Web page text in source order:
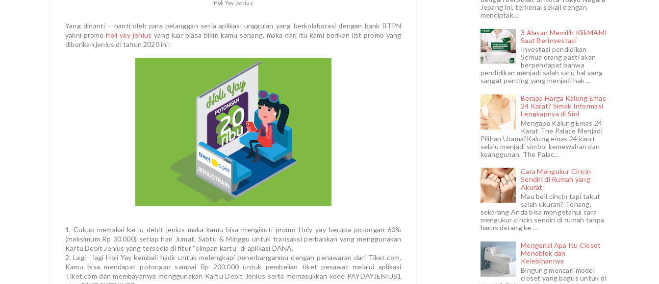
Holi Yay Jenius
Yang dinanti – nanti oleh para pelanggan setia aplikasi unggulan yang berkolaborasi dengan bank BTPN
yakni promoholi yay jenius yang luar biasa bikin kamu senang, maka dari itu kami berikan list promo yang
diberikan jenius di tahun 2020 ini:
1. Cukup memakai kartu debit jenius maka kamu bisa mengikuti promo Holy yay berupa potongan 60%
(maksimum Rp 30.000) setiap hari Jumat, Sabtu & Minggu untuk transaksi perbankan yang menggunakan
Kartu Debit Jenius yang tersedia di fitur “simpan kartu” di aplikasi DANA.
2. Lagi - lagi Holi Yay kembali hadir untuk melengkapi penerbanganmu dengan penawaran dari Tiket.com.
Kamu bisa mendapat potongan sampai Rp 200.000 untuk pembelian tiket pesawat melalui aplikasi
Tiket.com dan membayarnya menggunakan Kartu Debit Jenius serta memasukkan kode PAYDAYJENIUS1
Jepang ini, terkenal sekali dengan
menciptak...
3 Alasan Memilih KlikMAMI
Saat Berinvestasi
Investasi pendidikan
Semua orang pasti akan
berpendapat bahwa
pendidikan menjadi salah satu hal yang
sangat penting yang menjadi hak ...
Berapa Harga Kalung Emas
24 Karat? Simak Informasi
Lengkapnya di Sini
Mengapa Kalung Emas 24
Karat The Palace Menjadi
Pilihan Utama?Kalung emas 24 karat
selalu menjadi simbol kemewahan dan
keanggunan. The Palac...
Cara Mengukur Cincin
Sendiri di Rumah yang
Akurat
Mau beli cincin tapi takut
salah ukuran? Tenang,
sekarang Anda bisa mengetahui cara
mengukur cincin sendiri di rumah tanpa
harus datang ke ...
Mengenal Apa Itu Closet
Monoblok dan
Kelebihannya
Bingung mencari model
closet yang bagus untuk di